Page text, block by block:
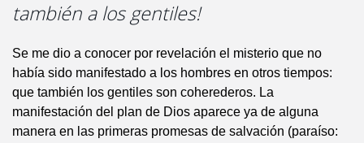
también a los gentiles!
Se me dio a conocer por revelación el misterio que no
había sido manifestado a los hombres en otros tiempos:
que también los gentiles son coherederos. La
manifestación del plan de Dios aparece ya de alguna
manera en las primeras promesas de salvación (paraíso: